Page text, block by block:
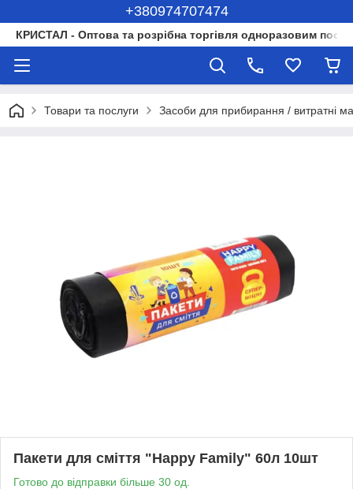
+380974707474
КРИСТАЛ - Оптова та розрібна торгівля одноразовим
Товари та послуги Засоби для прибирання / витратні
Пакети для сміття "Happy Family" 60л 10шт
Готово до відправки більше 30 од.